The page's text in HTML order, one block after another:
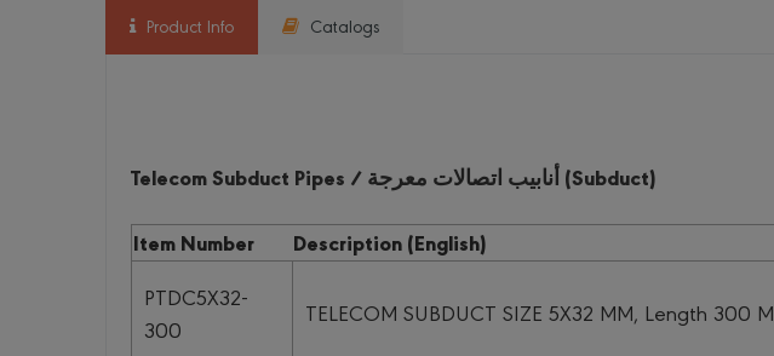
Product Info Catalogs
Telecom Subduct Pipes / أنابيب اتصالات معرجة (Subduct)
Item Number Description (English)
PTDC5X32-
300
TELECOM SUBDUCT SIZE 5X32 MM, Length 300 M